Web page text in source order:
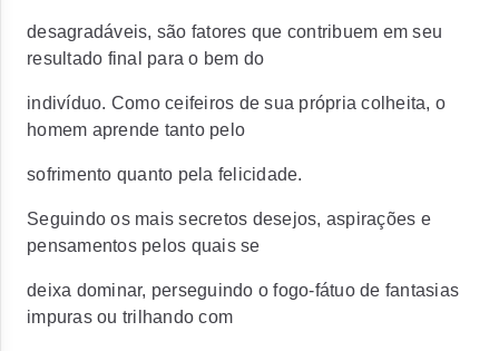
desagradáveis, são fatores que contribuem em seu
resultado final para o bem do
indivíduo. Como ceifeiros de sua própria colheita, o
homem aprende tanto pelo
sofrimento quanto pela felicidade.
Seguindo os mais secretos desejos, aspirações e
pensamentos pelos quais se
deixa dominar, perseguindo o fogo-fátuo de fantasias
impuras ou trilhando com